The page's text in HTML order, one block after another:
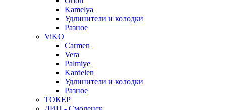
Kamelya
Удлинители и колодки
Разное
ViKO
Carmen
Vera
Palmiye
Kardelen
Удлинители и колодки
Разное
ТОКЕР